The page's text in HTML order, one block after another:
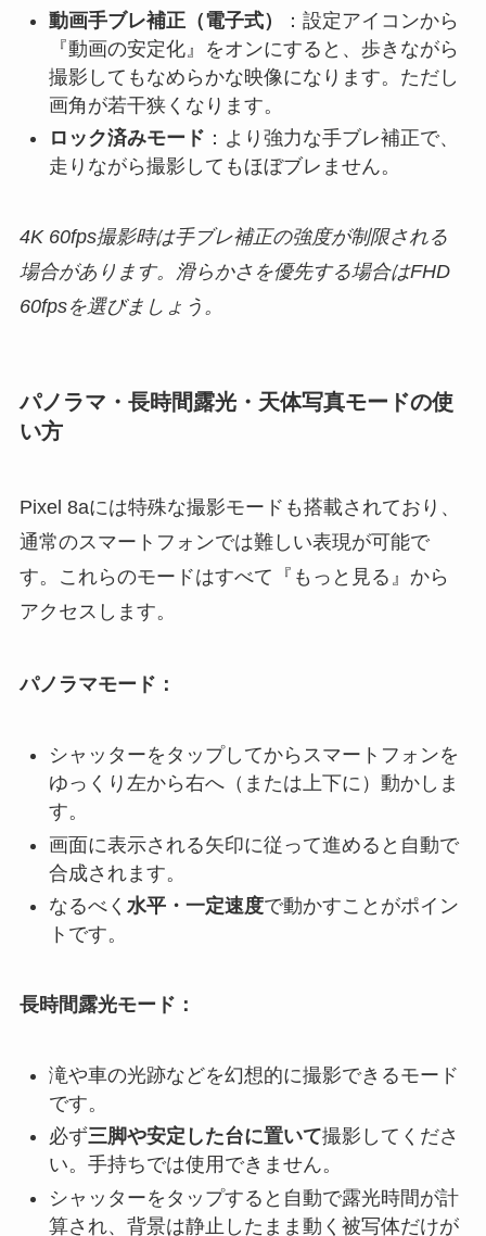
動画手ブレ補正（電子式）
：設定アイコンから
『動画の安定化』をオンにすると、歩きながら
撮影してもなめらかな映像になります。ただし
画角が若干狭くなります。
ロック済みモード ：より強力な手ブレ補正で、
走りながら撮影してもほぼブレません。
4K 60fps撮影時は手ブレ補正の強度が制限される
場合があります。滑らかさを優先する場合はFHD
60fpsを選びましょう。
パノラマ・長時間露光・天体写真モードの使
い方
Pixel 8aには特殊な撮影モードも搭載されており、
通常のスマートフォンでは難しい表現が可能で
す。これらのモードはすべて『もっと見る』から
アクセスします。
パノラマモード：
シャッターをタップしてからスマートフォンを
ゆっくり左から右へ（または上下に）動かしま
す。
画面に表示される矢印に従って進めると自動で
合成されます。
なるべく 水平・一定速度で動かすことがポイン
トです。
長時間露光モード：
滝や車の光跡などを幻想的に撮影できるモード
です。
必ず三脚や安定した台に置いて撮影してくださ
い。手持ちでは使用できません。
シャッターをタップすると自動で露光時間が計
算され、背景は静止したまま動く被写体だけが